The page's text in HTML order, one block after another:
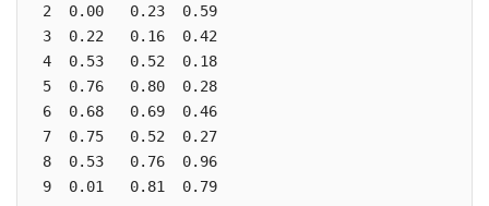
2  0.00   0.23  0.59
3  0.22   0.16  0.42
4  0.53   0.52  0.18
5  0.76   0.80  0.28
6  0.68   0.69  0.46
7  0.75   0.52  0.27
8  0.53   0.76  0.96
9  0.01   0.81  0.79